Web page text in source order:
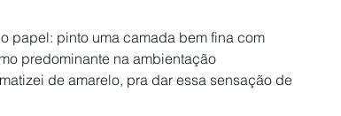
papel: pinto uma camada bem fina com
predominante na ambientação
de amarelo, pra dar essa sensação de